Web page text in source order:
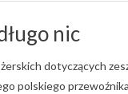
nic
dotyczących
polskiego